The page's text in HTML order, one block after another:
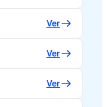
Ver
Ver
Ver